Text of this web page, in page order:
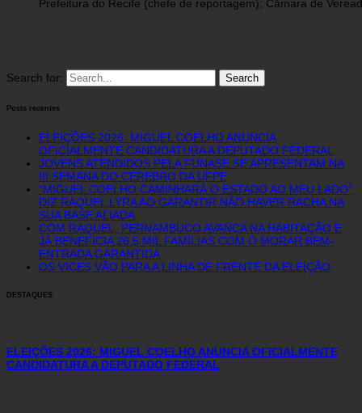
Prefeitura do Recife (chefe de reportagem); Câmara de
Search for:
Posts recentes
ELEIÇÕES 2026: MIGUEL COELHO ANUNCIA
OFICIALMENTE CANDIDATURA A DEPUTADO FEDERAL
JOVENS ATENDIDOS PELA FUNASE SE APRESENTAM NA
III SEMANA DO CÉREBRO DA UFPE
“MIGUEL COELHO CAMINHARÁ O ESTADO AO MEU LADO”,
DIZ RAQUEL LYRA AO GARANTIR NÃO HAVER RACHA NA
SUA BASE ALIADA
COM RAQUEL, PERNAMBUCO AVANÇA NA HABITAÇÃO E
JÁ BENEFICIA 26,5 MIL FAMÍLIAS COM O MORAR BEM-
ENTRADA GARANTIDA
OS VICES VÃO PARA A LINHA DE FRENTE DA ELEIÇÃO
DESTAQUES
ELEIÇÕES 2026: MIGUEL COELHO ANUNCIA OFICIALMENTE
CANDIDATURA A DEPUTADO FEDERAL